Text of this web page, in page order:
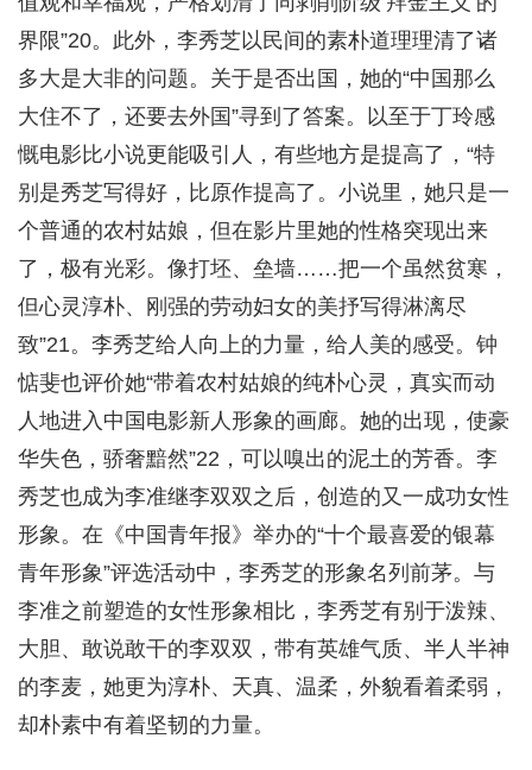
界限”20。此外，李秀芝以民间的素朴道理理清了诸
多大是大非的问题。关于是否出国，她的“中国那么
大住不了，还要去外国”寻到了答案。以至于丁玲感
慨电影比小说更能吸引人，有些地方是提高了，“特
别是秀芝写得好，比原作提高了。小说里，她只是一
个普通的农村姑娘，但在影片里她的性格突现出来
了，极有光彩。像打坯、垒墙……把一个虽然贫寒，
但心灵淳朴、刚强的劳动妇女的美抒写得淋漓尽
致”21。李秀芝给人向上的力量，给人美的感受。钟
惦斐也评价她“带着农村姑娘的纯朴心灵，真实而动
人地进入中国电影新人形象的画廊。她的出现，使豪
华失色，骄奢黯然”22，可以嗅出的泥土的芳香。李
秀芝也成为李准继李双双之后，创造的又一成功女性
形象。在《中国青年报》举办的“十个最喜爱的银幕
青年形象”评选活动中，李秀芝的形象名列前茅。与
李准之前塑造的女性形象相比，李秀芝有别于泼辣、
大胆、敢说敢干的李双双，带有英雄气质、半人半神
的李麦，她更为淳朴、天真、温柔，外貌看着柔弱，
却朴素中有着坚韧的力量。